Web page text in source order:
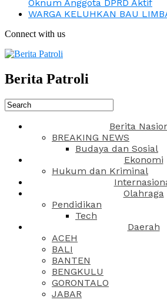
Oknum Anggota DPRD Aktif
WARGA KELUHKAN BAU
Connect with us
Berita Patroli
Berita
BREAKING NEWS
Budaya dan Sosial
Ekonomi
Hukum dan Kriminal
Olahraga
Pendidikan
Tech
Daerah
ACEH
BALI
BANTEN
BENGKULU
GORONTALO
JABAR